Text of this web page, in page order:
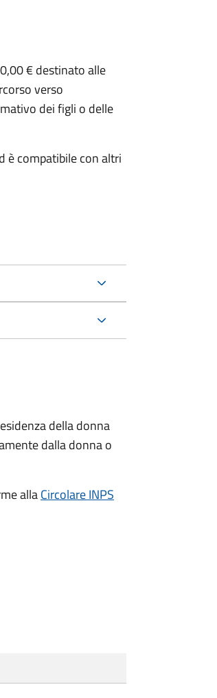
€ destinato alle
verso
dei figli o delle
è compatibile con altri
della donna
dalla donna o
allaCircolare INPS